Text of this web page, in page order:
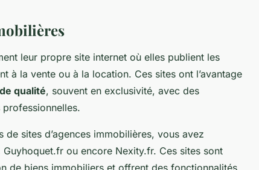
leur propre site internet où elles publient les
à la vente ou à la location. Ces sites ont l’avantage
qualité, souvent en exclusivité, avec des
sites d’agences immobilières, vous avez
ou encore Nexity.fr. Ces sites sont
de biens immobiliers et offrent des fonctionnalités